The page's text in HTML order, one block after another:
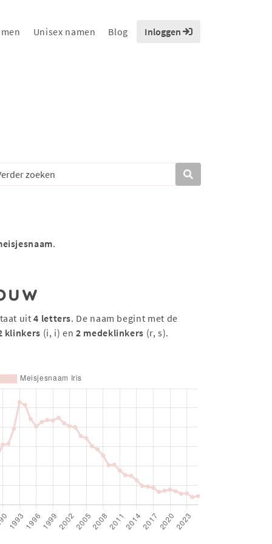
Unisex namen Blog Inloggen
.
uit4 letters. De naam begint met de
klinkers (i, i) en2 medeklinkers (r, s).